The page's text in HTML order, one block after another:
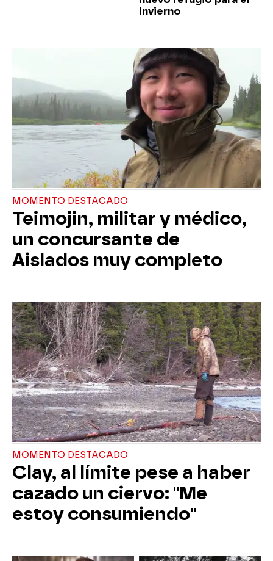
invierno
MOMENTO DESTACADO
Teimojin, militar y médico,
un concursante de
Aislados muy completo
MOMENTO DESTACADO
Clay, al límite pese a haber
cazado un ciervo: "Me
estoy consumiendo"